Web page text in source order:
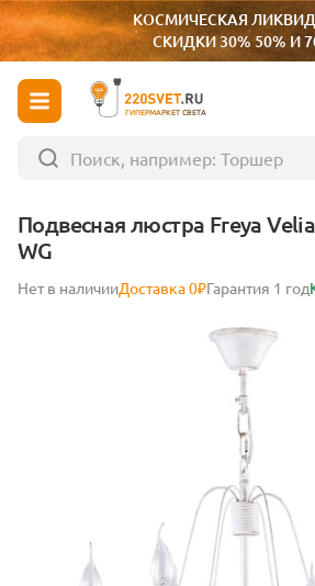
КОСМИЧЕСКАЯ
СКИДКИ 30% 50% И
ГИПЕРМАРКЕТ СВЕТА
Подвесная люстра Freya Velia
WG
Нет в наличииДоставка 0₽Гарантия 1 год